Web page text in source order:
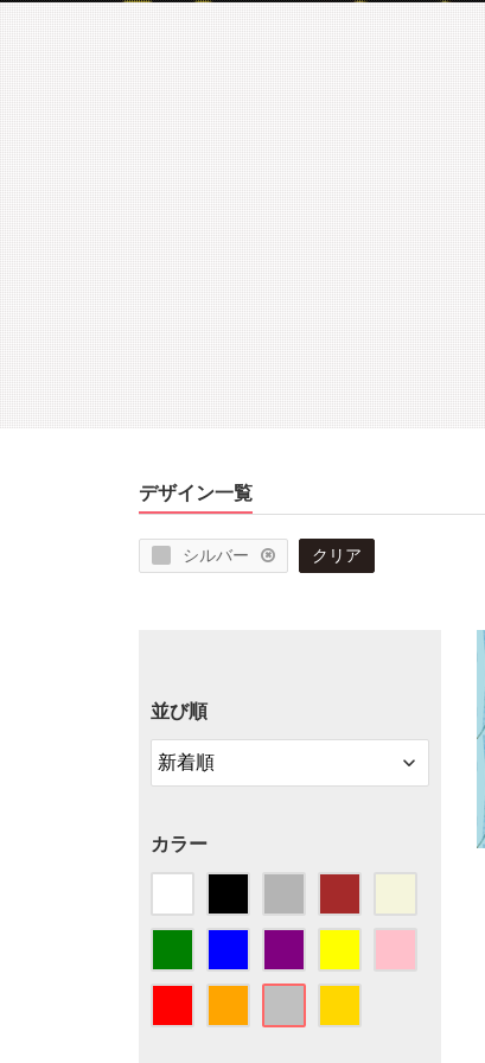
デザイン一覧
シルバー クリア
並び順
カラー